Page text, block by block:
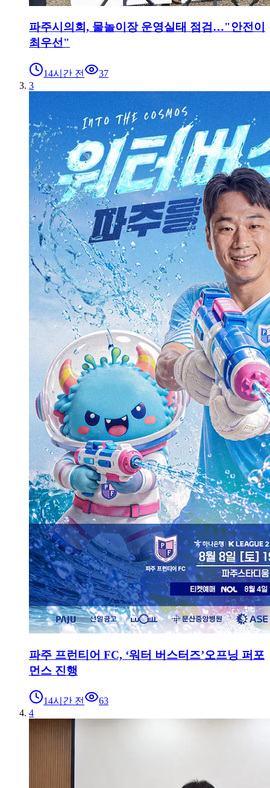
파주시의회, 물놀이장 운영실태 점검…"안전이
최우선"
14시간 전
37
3
파주 프런티어 FC, ‘워터 버스터즈’오프닝 퍼포
먼스 진행
14시간 전
63
4